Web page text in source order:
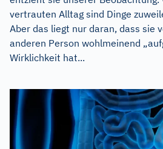
vertrauten Alltag sind Dinge
Aber das liegt nur daran, dass sie
anderen Person wohlmeinend
Wirklichkeit hat...